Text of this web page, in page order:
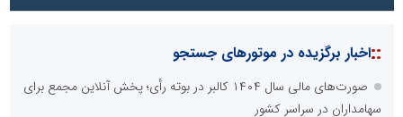
::اخبار برگزیده در موتورهای جستجو
صورت‌های مالی سال ۱۴۰۴ کالبر در بوته رأی؛ پخش آنلاین مجمع برای
سهامداران در سراسر کشور